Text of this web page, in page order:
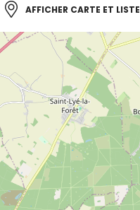
AFFICHER CARTE ET LISTE